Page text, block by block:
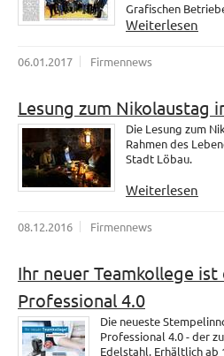
Grafischen
Weiterlesen
06.01.2017 Firmennews
Lesung zum Nikolaustag
Die Lesung zum
Rahmen des
Stadt Löbau.
Weiterlesen
08.12.2016 Firmennews
Ihr neuer Teamkollege
Professional 4.0
Die neueste
Professional 4.0 - der
Edelstahl. Erhältlich ab